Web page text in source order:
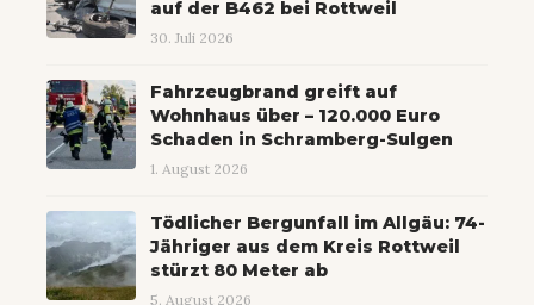
auf der B462 bei Rottweil
30. Juli 2026
Fahrzeugbrand greift auf
Wohnhaus über – 120.000 Euro
Schaden in Schramberg-Sulgen
1. August 2026
Tödlicher Bergunfall im Allgäu: 74-
Jähriger aus dem Kreis Rottweil
stürzt 80 Meter ab
5. August 2026